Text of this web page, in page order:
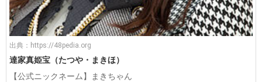
出典： https://48pedia.org
達家真姫宝（たつや・まきほ）
【公式ニックネーム】まきちゃん